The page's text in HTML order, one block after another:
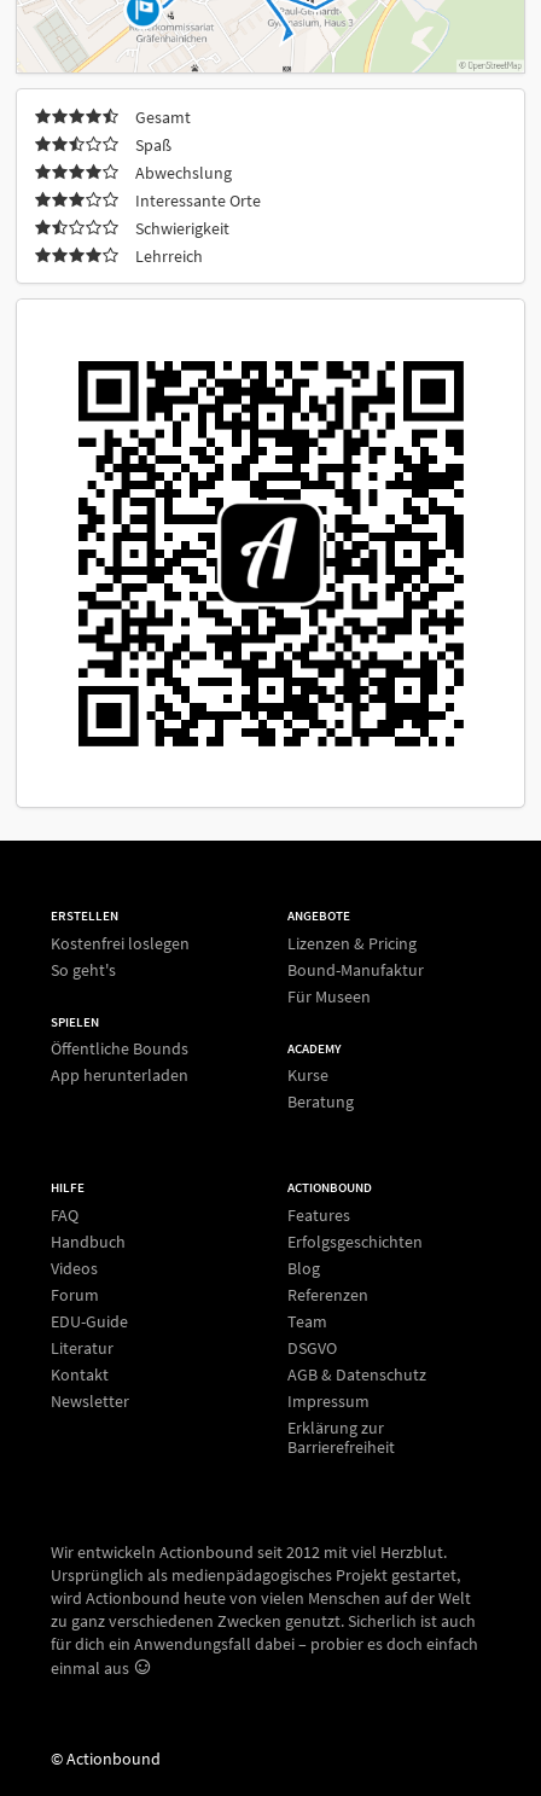
Gesamt
Spaß
Abwechslung
Interessante Orte
Schwierigkeit
Lehrreich
ERSTELLEN
Kostenfrei loslegen
So geht's
SPIELEN
Öffentliche Bounds
App herunterladen
ANGEBOTE
Lizenzen & Pricing
Bound-Manufaktur
Für Museen
ACADEMY
Kurse
Beratung
HILFE
FAQ
Handbuch
Videos
Forum
EDU-Guide
Literatur
Kontakt
Newsletter
ACTIONBOUND
Features
Erfolgsgeschichten
Blog
Referenzen
Team
DSGVO
AGB & Datenschutz
Impressum
Erklärung zur
Barrierefreiheit
Wir entwickeln Actionbound seit 2012 mit viel Herzblut.
Ursprünglich als medienpädagogisches Projekt gestartet,
wird Actionbound heute von vielen Menschen auf der Welt
zu ganz verschiedenen Zwecken genutzt. Sicherlich ist auch
für dich ein Anwendungsfall dabei – probier es doch einfach
einmal aus
© Actionbound